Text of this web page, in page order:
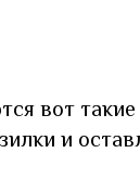
вот
и